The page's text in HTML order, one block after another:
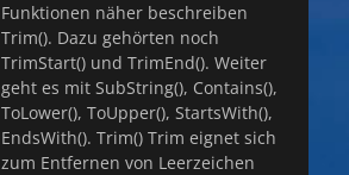
Funktionen näher beschreiben
Trim(). Dazu gehörten noch
TrimStart() und TrimEnd(). Weiter
geht es mit SubString(), Contains(),
ToLower(), ToUpper(), StartsWith(),
EndsWith(). Trim() Trim eignet sich
zum Entfernen von Leerzeichen